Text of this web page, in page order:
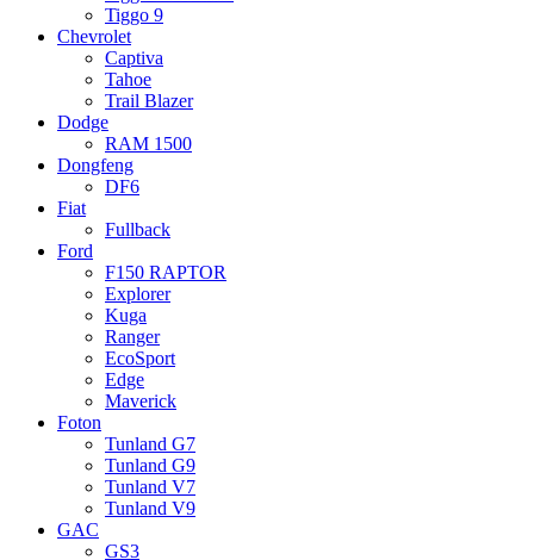
Tiggo 9
Chevrolet
Captiva
Tahoe
Trail Blazer
Dodge
RAM 1500
Dongfeng
DF6
Fiat
Fullback
Ford
F150 RAPTOR
Explorer
Kuga
Ranger
EcoSport
Edge
Maverick
Foton
Tunland G7
Tunland G9
Tunland V7
Tunland V9
GAC
GS3